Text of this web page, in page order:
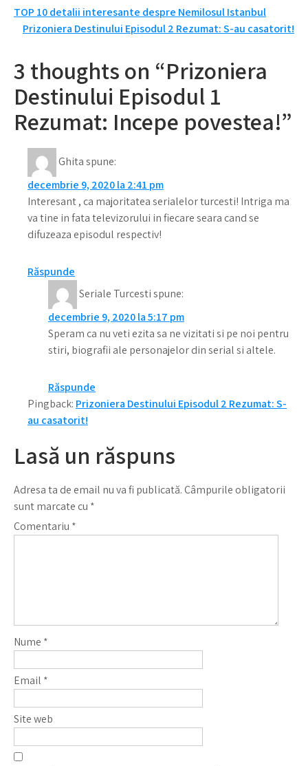
Navigare
în
articole
TOP 10 detalii interesante despre Nemilosul Istanbul
Prizoniera Destinului Episodul 2 Rezumat: S-au casatorit!
3 thoughts on “Prizoniera
Destinului Episodul 1
Rezumat: Incepe povestea!”
Ghitaspune:
decembrie 9, 2020 la 2:41 pm
Interesant , ca majoritatea serialelor turcesti! Intriga ma
va tine in fata televizorului in fiecare seara cand se
difuzeaza episodul respectiv!
Răspunde
Seriale Turcestispune:
decembrie 9, 2020 la 5:17 pm
Speram ca nu veti ezita sa ne vizitati si pe noi pentru
stiri, biografii ale personajelor din serial si altele.
Răspunde
Pingback: Prizoniera Destinului Episodul 2 Rezumat: S-
au casatorit!
Lasă un răspuns
Adresa ta de email nu va fi publicată.Câmpurile obligatorii
sunt marcate cu *
Comentariu *
Nume *
Email *
Site web